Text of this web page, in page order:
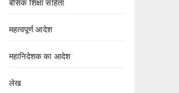
बेसिक शिक्षा संहिता
महत्वपूर्ण आदेश
महानिदेशक का आदेश
लेख